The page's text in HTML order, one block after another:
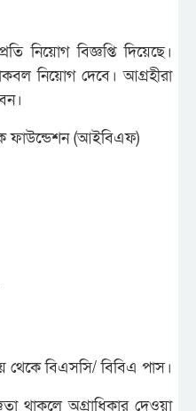
নিয়োগ বিজ্ঞপ্তি দিয়েছে।
নিয়োগ দেবে। আগ্রহীরা
ফাউন্ডেশন (আইবিএফ)
থেকে বিএসসি/ বিবিএ পাস।
থাকলে অগ্রাধিকার দেওয়া